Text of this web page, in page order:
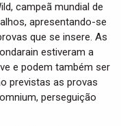
campeã mundial de
apresentando-se
que se insere. As
estiveram a
e podem também ser
previstas as provas
perseguição